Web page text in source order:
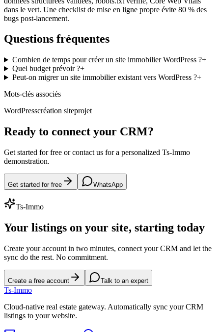
dans le vert. Une checklist de mise en ligne propre évite 80 % des
bugs post-lancement.
Questions fréquentes
Combien de temps pour créer un site immobilier WordPress ?+
Quel budget prévoir ?+
Peut-on migrer un site immobilier existant vers WordPress ?+
Mots-clés associés
WordPresscréation siteprojet
Ready to connect your CRM?
Get started for free or contact us for a personalized Ts-Immo
demonstration.
Get started for free WhatsApp
Ts-Immo
Your listings on your site, starting today
Create your account in two minutes, connect your CRM and let the
sync do the rest. No commitment.
Create a free account Talk to an expert
Ts-Immo
Cloud-native real estate gateway. Automatically sync your CRM
listings to your website.